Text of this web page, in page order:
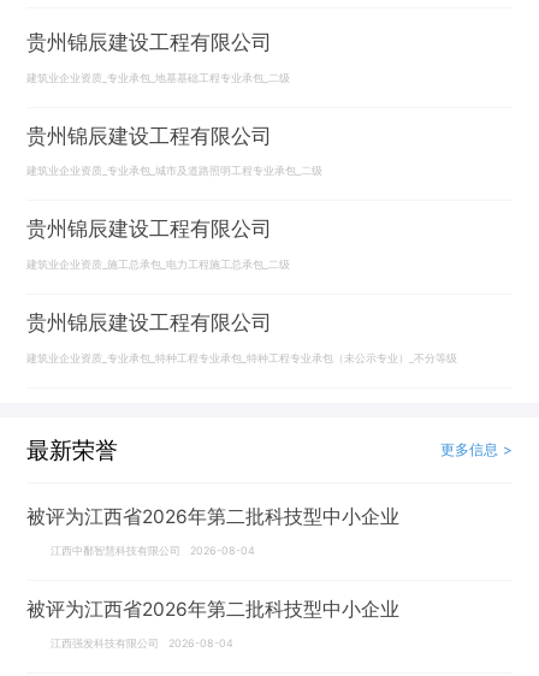
贵州锦辰建设工程有限公司
建筑业企业资质_专业承包_地基基础工程专业承包_二级
贵州锦辰建设工程有限公司
建筑业企业资质_专业承包_城市及道路照明工程专业承包_二级
贵州锦辰建设工程有限公司
建筑业企业资质_施工总承包_电力工程施工总承包_二级
贵州锦辰建设工程有限公司
建筑业企业资质_专业承包_特种工程专业承包_特种工程专业承包（未公示专业）_不分等级
最新荣誉 更多信息 >
被评为江西省2026年第二批科技型中小企业
江西中鄱智慧科技有限公司 2026-08-04
被评为江西省2026年第二批科技型中小企业
江西强发科技有限公司 2026-08-04